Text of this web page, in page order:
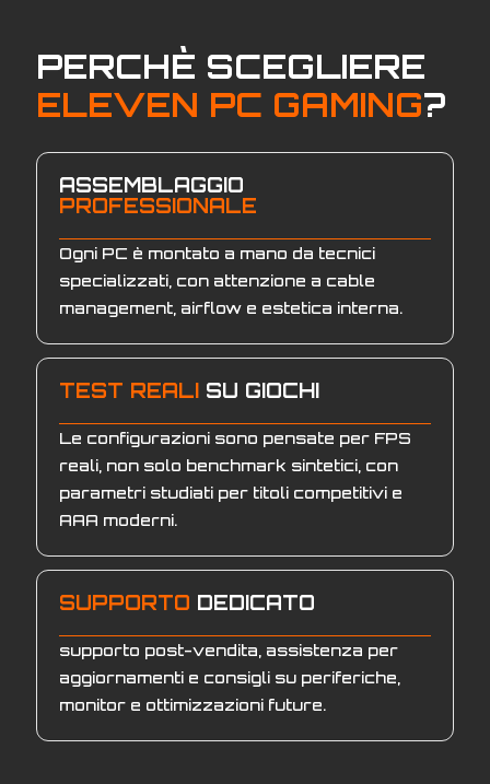
PERCHÈ SCEGLIERE
ELEVEN PC GAMING?
ASSEMBLAGGIO
PROFESSIONALE
Ogni PC è montato a mano da tecnici
specializzati, con attenzione a cable
management, airflow e estetica interna.
TEST REALI SU GIOCHI
Le configurazioni sono pensate per FPS
reali, non solo benchmark sintetici, con
parametri studiati per titoli competitivi e
AAA moderni.
SUPPORTO DEDICATO
supporto post-vendita, assistenza per
aggiornamenti e consigli su periferiche,
monitor e ottimizzazioni future.